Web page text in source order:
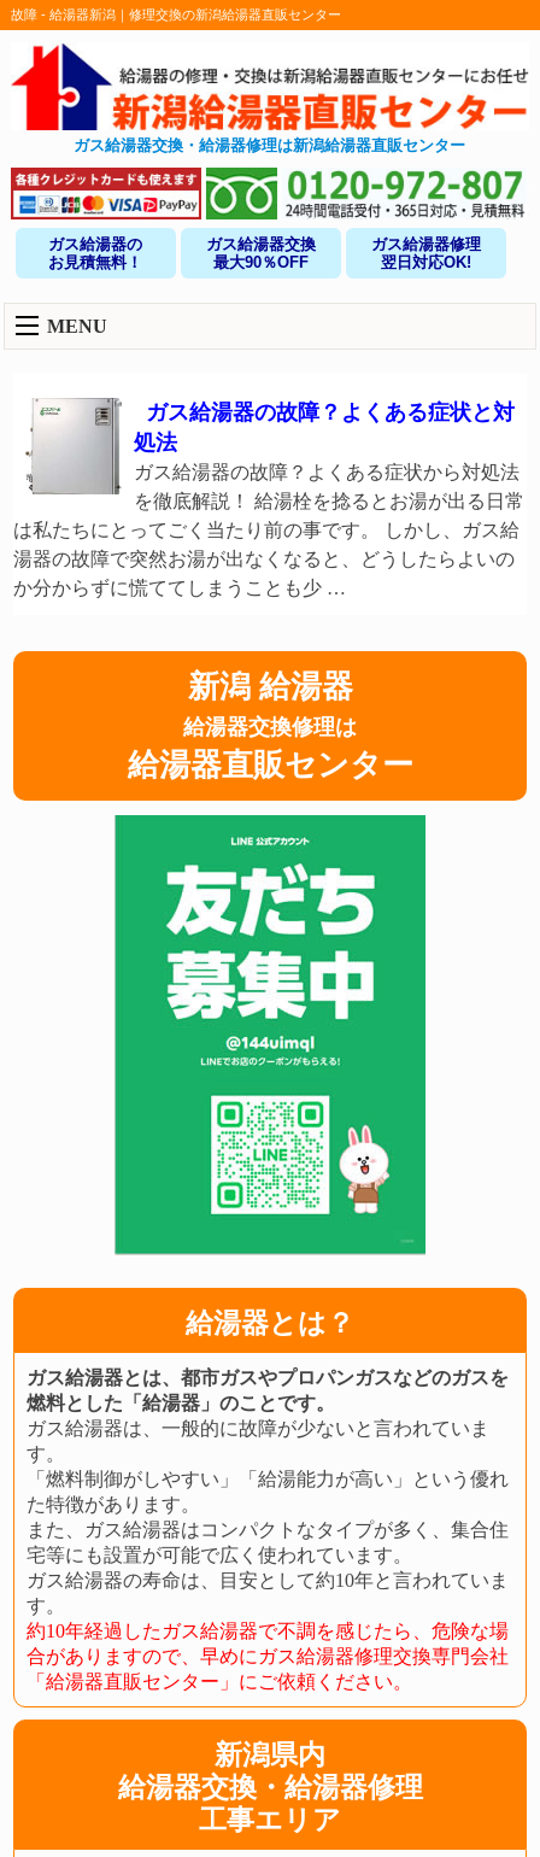
故障 - 給湯器新潟｜修理交換の新潟給湯器直販センター
ガス給湯器交換・給湯器修理は新潟給湯器直販センター
ガス給湯器の
お見積無料！
ガス給湯器交換
最大90％OFF
ガス給湯器修理
翌日対応OK!
MENU
ガス給湯器の故障？よくある症状と対
処法
ガス給湯器の故障？よくある症状から対処法
を徹底解説！ 給湯栓を捻るとお湯が出る日常
は私たちにとってごく当たり前の事です。 しかし、ガス給
湯器の故障で突然お湯が出なくなると、どうしたらよいの
か分からずに慌ててしまうことも少 …
新潟 給湯器
給湯器交換修理は
給湯器直販センター
給湯器とは？
ガス給湯器とは、都市ガスやプロパンガスなどのガスを
燃料とした「給湯器」のことです。
ガス給湯器は、一般的に故障が少ないと言われていま
す。
「燃料制御がしやすい」「給湯能力が高い」という優れ
た特徴があります。
また、ガス給湯器はコンパクトなタイプが多く、集合住
宅等にも設置が可能で広く使われています。
ガス給湯器の寿命は、目安として約10年と言われていま
す。
約10年経過したガス給湯器で不調を感じたら、危険な場
合がありますので、早めにガス給湯器修理交換専門会社
「給湯器直販センター」にご依頼ください。
新潟県内
給湯器交換・給湯器修理
工事エリア